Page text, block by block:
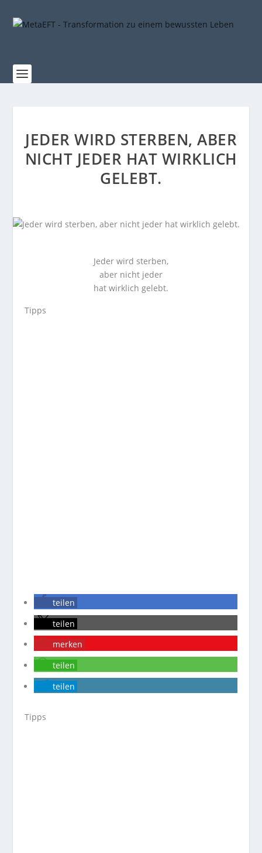
JEDER WIRD STERBEN, ABER
NICHT JEDER HAT WIRKLICH
GELEBT.
Jeder wird sterben,
aber nicht jeder
hat wirklich gelebt.
Tipps
teilen
teilen
merken
teilen
teilen
Tipps